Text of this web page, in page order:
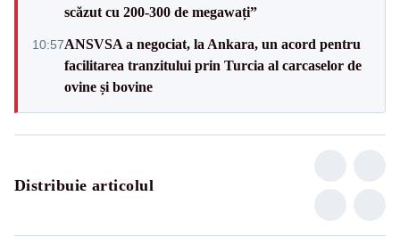
scăzut cu 200-300 de megawați”
10:57ANSVSA a negociat, la Ankara, un acord pentru
facilitarea tranzitului prin Turcia al carcaselor de
ovine și bovine
Distribuie articolul